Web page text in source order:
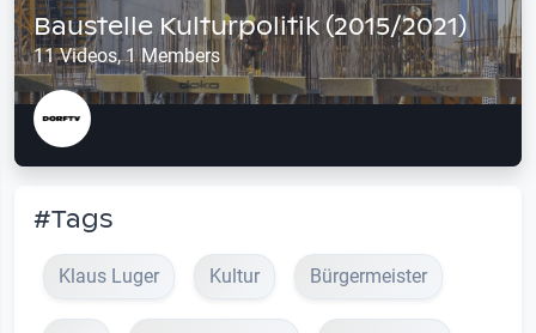
Baustelle Kulturpolitik (2015/2021)
11 Videos, 1 Members
#Tags
Klaus Luger Kultur Bürgermeister